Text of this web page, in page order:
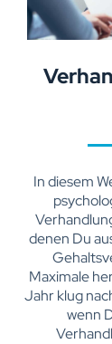
In diesem
denen Du
Maximale
Jahr klug
wenn